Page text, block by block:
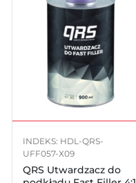
INDEKS: HDL-QRS-
UFF057-X09
QRS Utwardzacz do